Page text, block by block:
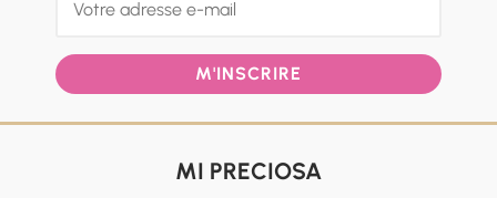
M'INSCRIRE
MI PRECIOSA